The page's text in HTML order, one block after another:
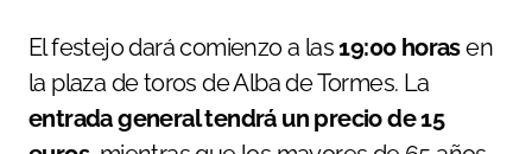
El festejo dará comienzo a las19:00 horasen
la plaza de toros de Alba de Tormes. La
entrada general tendrá un precio de 15